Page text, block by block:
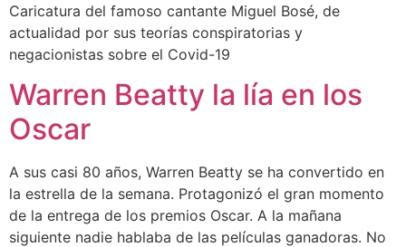
Caricatura del famoso cantante Miguel Bosé, de
actualidad por sus teorías conspiratorias y
negacionistas sobre el Covid-19
Warren Beatty la lía en los
Oscar
A sus casi 80 años, Warren Beatty se ha convertido en
la estrella de la semana. Protagonizó el gran momento
de la entrega de los premios Oscar. A la mañana
siguiente nadie hablaba de las películas ganadoras. No